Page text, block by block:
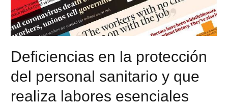
Deficiencias en la protección
del personal sanitario y que
realiza labores esenciales